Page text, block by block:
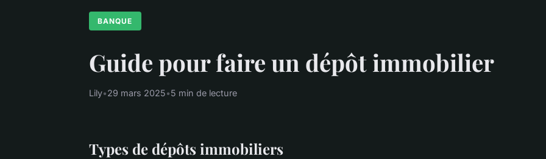
BANQUE
Guide pour faire un dépôt immobilier
Lily•29 mars 2025•5 min de lecture
Types de dépôts immobiliers